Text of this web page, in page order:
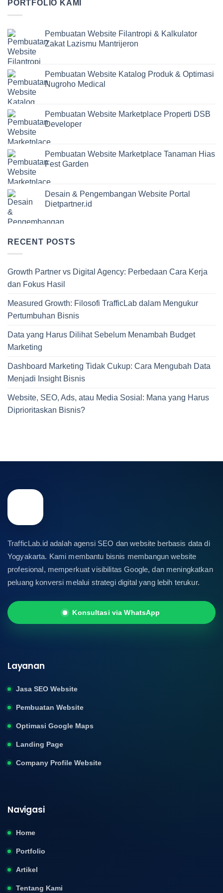
PORTFOLIO KAMI
Pembuatan Website Filantropi & Kalkulator
Zakat Lazismu Mantrijeron
Pembuatan Website Katalog Produk & Optimasi
Nugroho Medical
Pembuatan Website Marketplace Properti DSB
Developer
Pembuatan Website Marketplace Tanaman Hias
Fest Garden
Desain & Pengembangan Website Portal
Dietpartner.id
RECENT POSTS
Growth Partner vs Digital Agency: Perbedaan Cara Kerja
dan Fokus Hasil
Measured Growth: Filosofi TrafficLab dalam Mengukur
Pertumbuhan Bisnis
Data yang Harus Dilihat Sebelum Menambah Budget
Marketing
Dashboard Marketing Tidak Cukup: Cara Mengubah Data
Menjadi Insight Bisnis
Website, SEO, Ads, atau Media Sosial: Mana yang Harus
Diprioritaskan Bisnis?
TrafficLab.id adalah agensi SEO dan website berbasis data di
Yogyakarta. Kami membantu bisnis membangun website
profesional, memperkuat visibilitas Google, dan meningkatkan
peluang konversi melalui strategi digital yang lebih terukur.
Konsultasi via WhatsApp
Layanan
Jasa SEO Website
Pembuatan Website
Optimasi Google Maps
Landing Page
Company Profile Website
Navigasi
Home
Portfolio
Artikel
Tentang Kami